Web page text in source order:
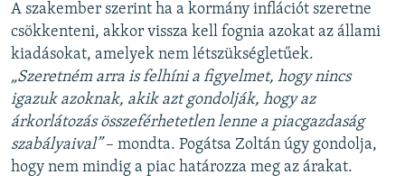
A szakember szerint ha a kormány inflációt szeretne
csökkenteni, akkor vissza kell fognia azokat az állami
kiadásokat, amelyek nem létszükségletűek.
„Szeretném arra is felhíni a figyelmet, hogy nincs
igazuk azoknak, akik azt gondolják, hogy az
árkorlátozás összeférhetetlen lenne a piacgazdaság
szabályaival”– mondta. Pogátsa Zoltán úgy gondolja,
hogy nem mindig a piac határozza meg az árakat.